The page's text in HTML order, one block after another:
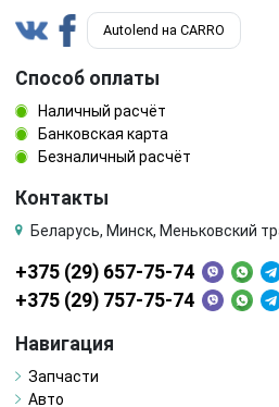
Autolend на CARRO
Способ оплаты
Наличный расчёт
Банковская карта
Безналичный расчёт
Контакты
Беларусь, Минск, Меньковский
+375 (29) 657-75-74
+375 (29) 757-75-74
Навигация
Запчасти
Авто